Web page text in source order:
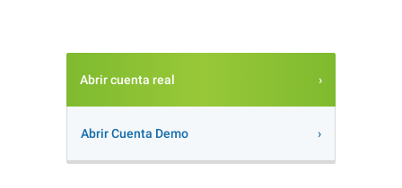
Abrir cuenta real
Abrir Cuenta Demo